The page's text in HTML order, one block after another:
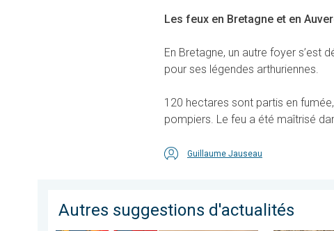
Les feux en Bretagne et en
En Bretagne, un autre foyer s’est
pour ses légendes arthuriennes.
120 hectares sont partis en
pompiers. Le feu a été maîtrisé
Guillaume Jauseau
Autres suggestions d'actualités